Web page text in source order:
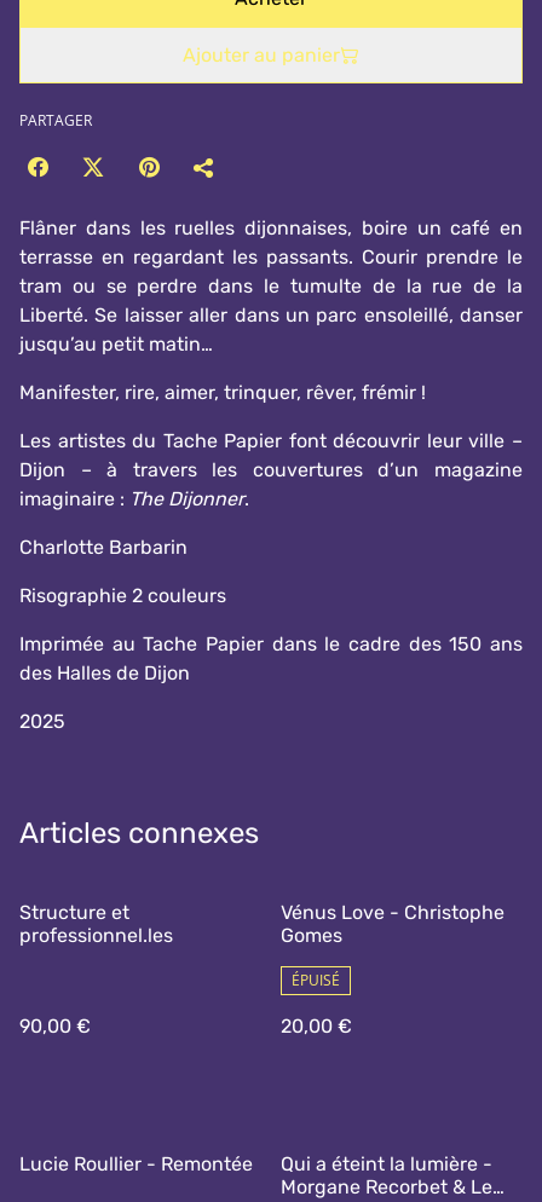
Ajouter au panier
PARTAGER
Flâner dans les ruelles dijonnaises, boire un café en
terrasse en regardant les passants. Courir prendre le
tram ou se perdre dans le tumulte de la rue de la
Liberté. Se laisser aller dans un parc ensoleillé, danser
jusqu’au petit matin…
Manifester, rire, aimer, trinquer, rêver, frémir !
Les artistes du Tache Papier font découvrir leur ville –
Dijon – à travers les couvertures d’un magazine
imaginaire : The Dijonner.
Charlotte Barbarin
Risographie 2 couleurs
Imprimée au Tache Papier dans le cadre des 150 ans
des Halles de Dijon
2025
Articles connexes
Structure et
professionnel.les
90,00 €
Vénus Love - Christophe
Gomes
ÉPUISÉ
20,00 €
Lucie Roullier - Remontée
Qui a éteint la lumière -
Morgane Recorbet & Le